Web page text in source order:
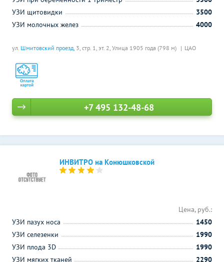
ул. Шмитовский проезд, 3, стр. 1, эт. 2, Улица 1905 года (798 м) ЦАО
УЗИ щитовидки
3500
УЗИ молочных желез
4000
+7 495 132-48-68
ИНВИТРО на Конюшковской
Цена, руб.:
УЗИ пазух носа
1450
УЗИ селезенки
1990
УЗИ плода 3D
1990
УЗИ мягких тканей
2290